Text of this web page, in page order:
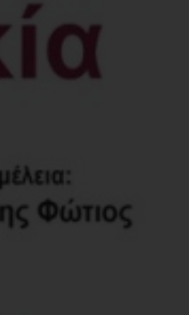
Χαρακτηριστικά Βιβλίου
Εσωτερικό Βιβλίου
Έτος Έκδοσης